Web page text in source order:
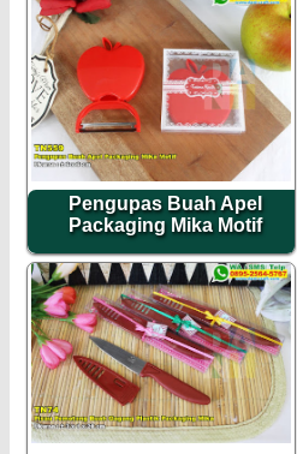
Pengupas Buah Apel
Packaging Mika Motif